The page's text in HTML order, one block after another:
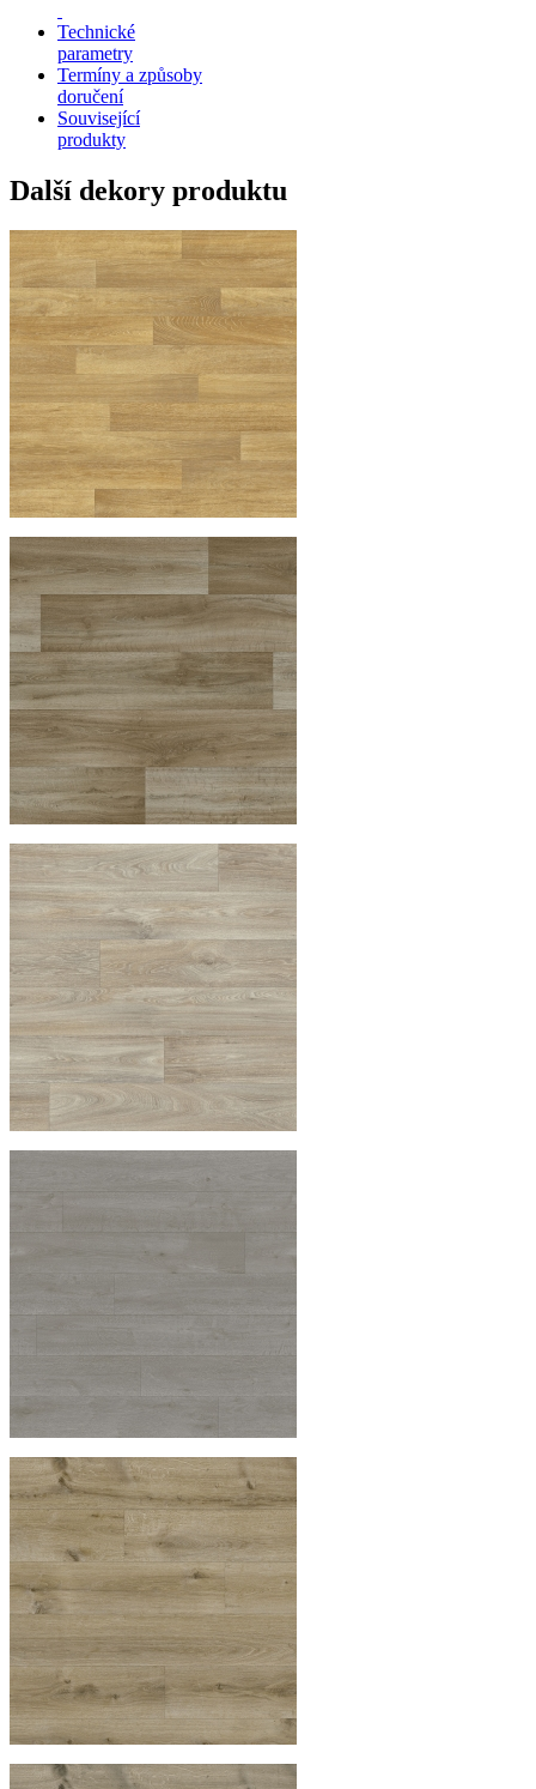
Technické
parametry
Termíny a způsoby
doručení
Související
produkty
Další dekory produktu